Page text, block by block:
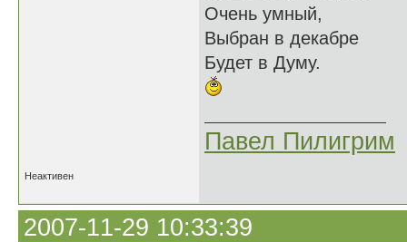
Очень умный,
Выбран в декабре
Будет в Думу.
Павел Пилигрим
Неактивен
2007-11-29 10:33:39